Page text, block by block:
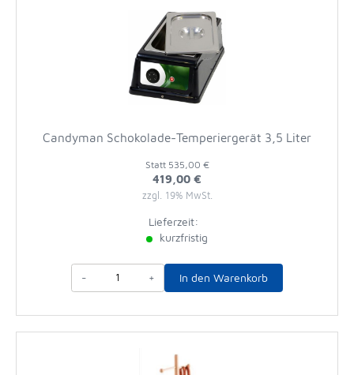
Candyman Schokolade-Temperiergerät 3,5 Liter
Statt 535,00 €
419,00 €
zzgl. 19% MwSt.
Lieferzeit:
kurzfristig
- + In den Warenkorb